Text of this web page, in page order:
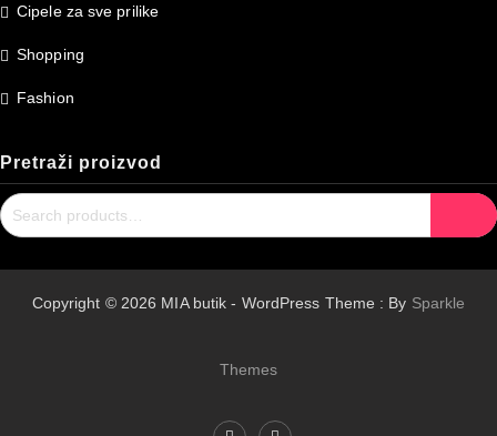
Cipele za sve prilike
Shopping
Fashion
Pretraži proizvod
Search
for:
Copyright © 2026 MIA butik - WordPress Theme : By Sparkle
Themes